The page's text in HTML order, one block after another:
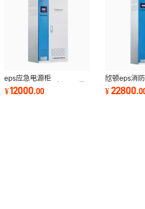
eps应急电源柜
2000W3000W电源48伏
A型应急照明集中电源消防
¥12000.00
欣顿eps消
设备4KW/
伏eps配电箱
¥22800.